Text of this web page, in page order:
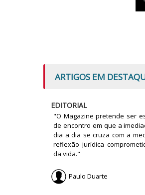
ARTIGOS EM
EDITORIAL
"O Magazine pretende ser
de encontro em que a
dia a dia se cruza com a
reflexão jurídica
da vida."
Paulo Duarte